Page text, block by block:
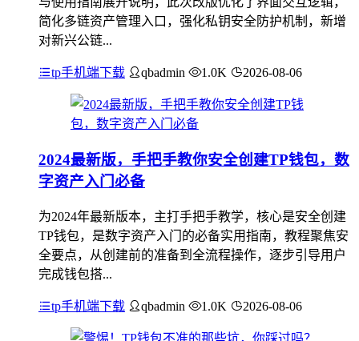
简化多链资产管理入口，强化私钥安全防护机制，新增
对新兴公链...
tp手机端下载 qbadmin 1.0K 2026-08-06
2024最新版，手把手教你安全创建TP钱包，数
字资产入门必备
为2024年最新版本，主打手把手教学，核心是安全创建
TP钱包，是数字资产入门的必备实用指南，教程聚焦安
全要点，从创建前的准备到全流程操作，逐步引导用户
完成钱包搭...
tp手机端下载 qbadmin 1.0K 2026-08-06